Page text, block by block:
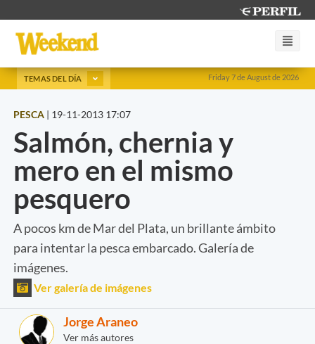
Friday 7 de August de 2026
TEMAS DEL DÍA
PESCA | 19-11-2013 17:07
Salmón, chernia y
mero en el mismo
pesquero
A pocos km de Mar del Plata, un brillante ámbito
para intentar la pesca embarcado. Galería de
imágenes.
Ver galería de imágenes
Jorge Araneo
Ver más autores